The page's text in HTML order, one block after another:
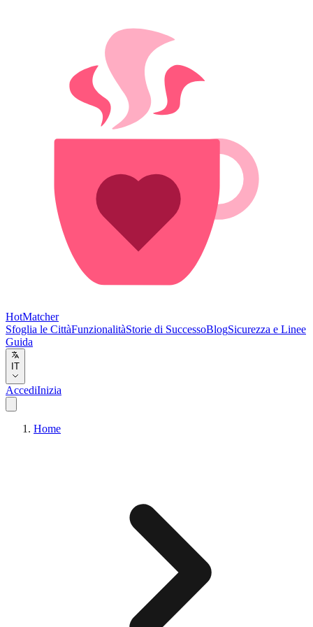
HotMatcher
Sfoglia le CittàFunzionalitàStorie di SuccessoBlogSicurezza e Linee
Guida
IT
AccediInizia
Home